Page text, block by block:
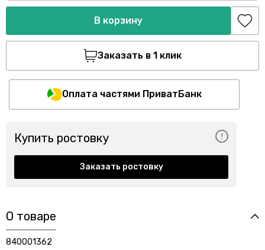
В корзину
Заказать в 1 клик
Оплата частями ПриватБанк
Купить ростовку
Заказать ростовку
О товаре
840001362